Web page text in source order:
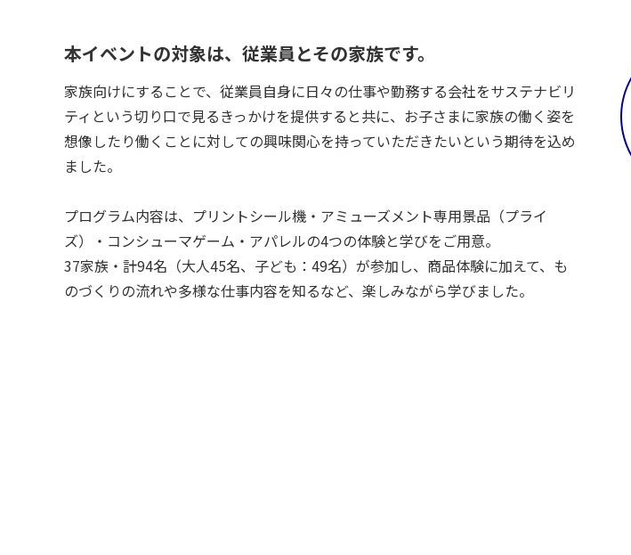
本イベントの対象は、従業員とその家族です。
家族向けにすることで、従業員自身に日々の仕事や勤務する会社をサステナビリ
ティという切り口で見るきっかけを提供すると共に、お子さまに家族の働く姿を
想像したり働くことに対しての興味関心を持っていただきたいという期待を込め
ました。
プログラム内容は、プリントシール機・アミューズメント専用景品（プライ
ズ）・コンシューマゲーム・アパレルの4つの体験と学びをご用意。
37家族・計94名（大人45名、子ども：49名）が参加し、商品体験に加えて、も
のづくりの流れや多様な仕事内容を知るなど、楽しみながら学びました。